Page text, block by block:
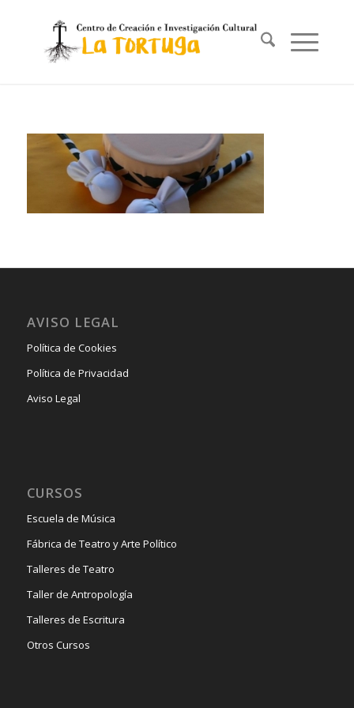
AVISO LEGAL
Política de Cookies
Política de Privacidad
Aviso Legal
CURSOS
Escuela de Música
Fábrica de Teatro y Arte Político
Talleres de Teatro
Taller de Antropología
Talleres de Escritura
Otros Cursos